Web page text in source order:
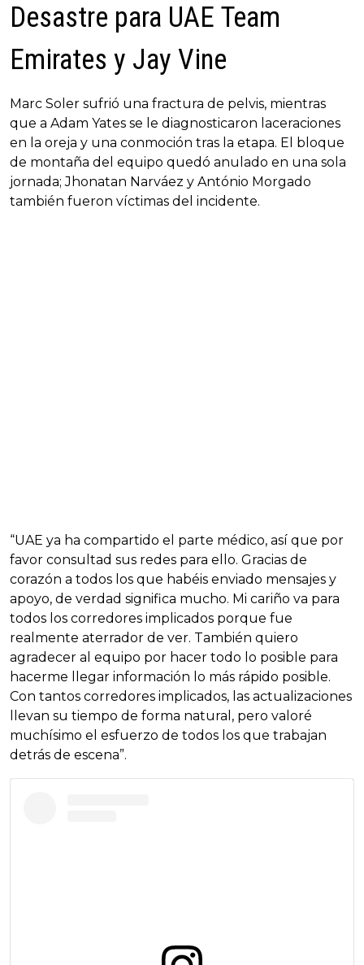
Desastre para UAE Team
Emirates y Jay Vine
Marc Soler sufrió una fractura de pelvis, mientras
que a Adam Yates se le diagnosticaron laceraciones
en la oreja y una conmoción tras la etapa. El bloque
de montaña del equipo quedó anulado en una sola
jornada; Jhonatan Narváez y António Morgado
también fueron víctimas del incidente.
“UAE ya ha compartido el parte médico, así que por
favor consultad sus redes para ello. Gracias de
corazón a todos los que habéis enviado mensajes y
apoyo, de verdad significa mucho. Mi cariño va para
todos los corredores implicados porque fue
realmente aterrador de ver. También quiero
agradecer al equipo por hacer todo lo posible para
hacerme llegar información lo más rápido posible.
Con tantos corredores implicados, las actualizaciones
llevan su tiempo de forma natural, pero valoré
muchísimo el esfuerzo de todos los que trabajan
detrás de escena”.